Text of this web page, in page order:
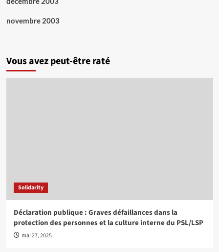
novembre 2003
Vous avez peut-être raté
Solidarity
Déclaration publique : Graves défaillances dans la
protection des personnes et la culture interne du PSL/LSP
mai 27, 2025